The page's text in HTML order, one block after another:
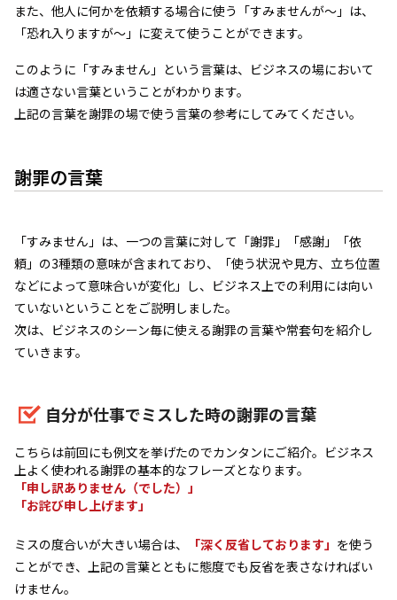
また、他人に何かを依頼する場合に使う「すみませんが～」は、
「恐れ入りますが～」に変えて使うことができます。
このように「すみません」という言葉は、ビジネスの場において
は適さない言葉ということがわかります。
上記の言葉を謝罪の場で使う言葉の参考にしてみてください。
謝罪の言葉
「すみません」は、一つの言葉に対して「謝罪」「感謝」「依
頼」の3種類の意味が含まれており、「使う状況や見方、立ち位置
などによって意味合いが変化」し、ビジネス上での利用には向い
ていないということをご説明しました。
次は、ビジネスのシーン毎に使える謝罪の言葉や常套句を紹介し
ていきます。
自分が仕事でミスした時の謝罪の言葉
こちらは前回にも例文を挙げたのでカンタンにご紹介。ビジネス
上よく使われる謝罪の基本的なフレーズとなります。
「申し訳ありません（でした）」
「お詫び申し上げます」
ミスの度合いが大きい場合は、 「深く反省しております」 を使う
ことができ、上記の言葉とともに態度でも反省を表さなければい
けません。